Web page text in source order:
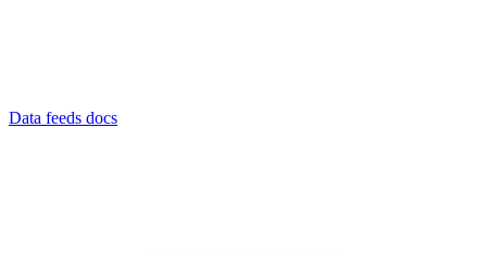
Data feeds docs